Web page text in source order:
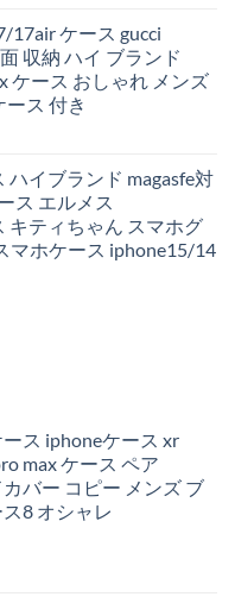
17air ケース gucci
収納 ハイ ブランド
ケース おしゃれ メンズ
ス 付き
イブランド magasfe対
ス エルメス
キティちゃん スマホグ
マホケース iphone15/14
ス iphoneケース xr
max ケース ペア
バー コピー メンズ ブ
8 オシャレ